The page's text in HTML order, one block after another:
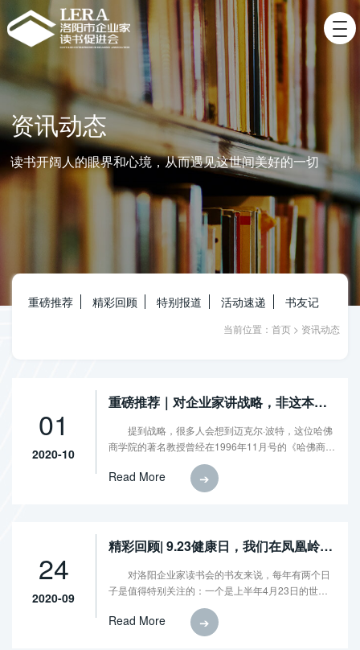
资讯动态
读书开阔人的眼界和心境，从而遇见这世间美好的一切
重磅推荐 精彩回顾 特别报道 活动速递 书友记
当前位置： 首页 > 资讯动态
01
2020-10
重磅推荐｜对企业家讲战略，非这本书
莫属
提到战略，很多人会想到迈克尔·波特，这位哈佛
商学院的著名教授曾经在1996年11月号的《哈佛商业
评论》上发表过一篇文章《什么是战略》。
Read More ➔
24
2020-09
精彩回顾| 9.23健康日，我们在凤凰岭体
育公园活出健康
对洛阳企业家读书会的书友来说，每年有两个日
子是值得特别关注的：一个是上半年4月23日的世界
读书日，另一个就是下半年9月23日的书友健康日。
Read More ➔